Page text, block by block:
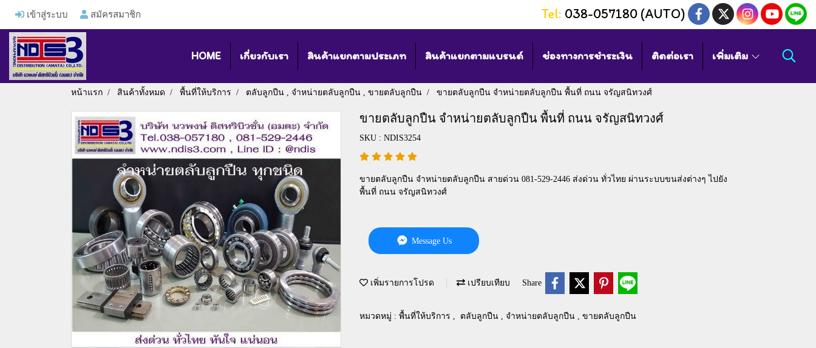
เข้าสู่ระบบ สมัครสมาชิก Tel: 038-057180 (AUTO)
HOME เกี่ยวกับเรา สินค้าแยกตามประเภท สินค้าแยกตามแบรนด์ ช่องทางการชำระเงิน ติดต่อเรา เพิ่มเติม
หน้าแรก สินค้าทั้งหมด พื้นที่ให้บริการ ตลับลูกปืน , จำหน่ายตลับลูกปืน , ขายตลับลูกปืน ขายตลับลูกปืน จำหน่ายตลับลูกปืน พื้นที่ ถนน จรัญสนิทวงศ์
ขายตลับลูกปืน จำหน่ายตลับลูกปืน พื้นที่ ถนน จรัญสนิทวงศ์
SKU : NDIS3254
ขายตลับลูกปืน จำหน่ายตลับลูกปืน สายด่วน 081-529-2446 ส่งด่วน ทั่วไทย ผ่านระบบขนส่งต่างๆ ไปยัง
พื้นที่ ถนน จรัญสนิทวงศ์
Message Us
เพิ่มรายการโปรด เปรียบเทียบ Share
หมวดหมู่ : พื้นที่ให้บริการ ตลับลูกปืน , จำหน่ายตลับลูกปืน , ขายตลับลูกปืน